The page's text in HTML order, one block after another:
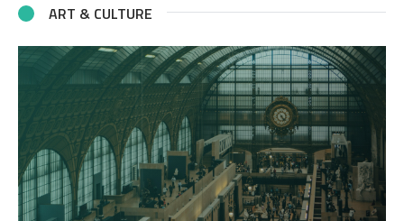
ART & CULTURE